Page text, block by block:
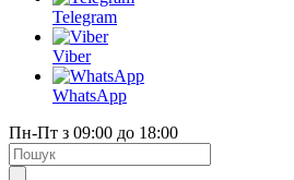
Telegram
Viber
WhatsApp
Пн-Пт з 09:00 до 18:00